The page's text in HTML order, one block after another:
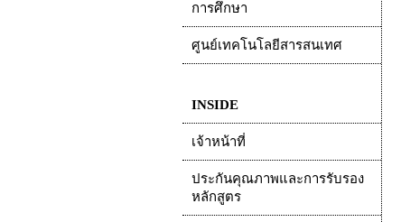
การศึกษา
ศูนย์เทคโนโลยีสารสนเทศ
INSIDE
เจ้าหน้าที่
ประกันคุณภาพและการรับรอง
หลักสูตร